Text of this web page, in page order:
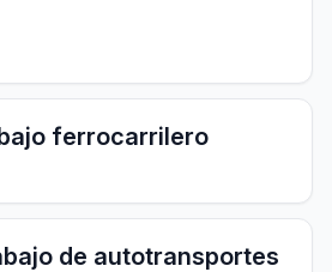
ferrocarrilero
de autotransportes